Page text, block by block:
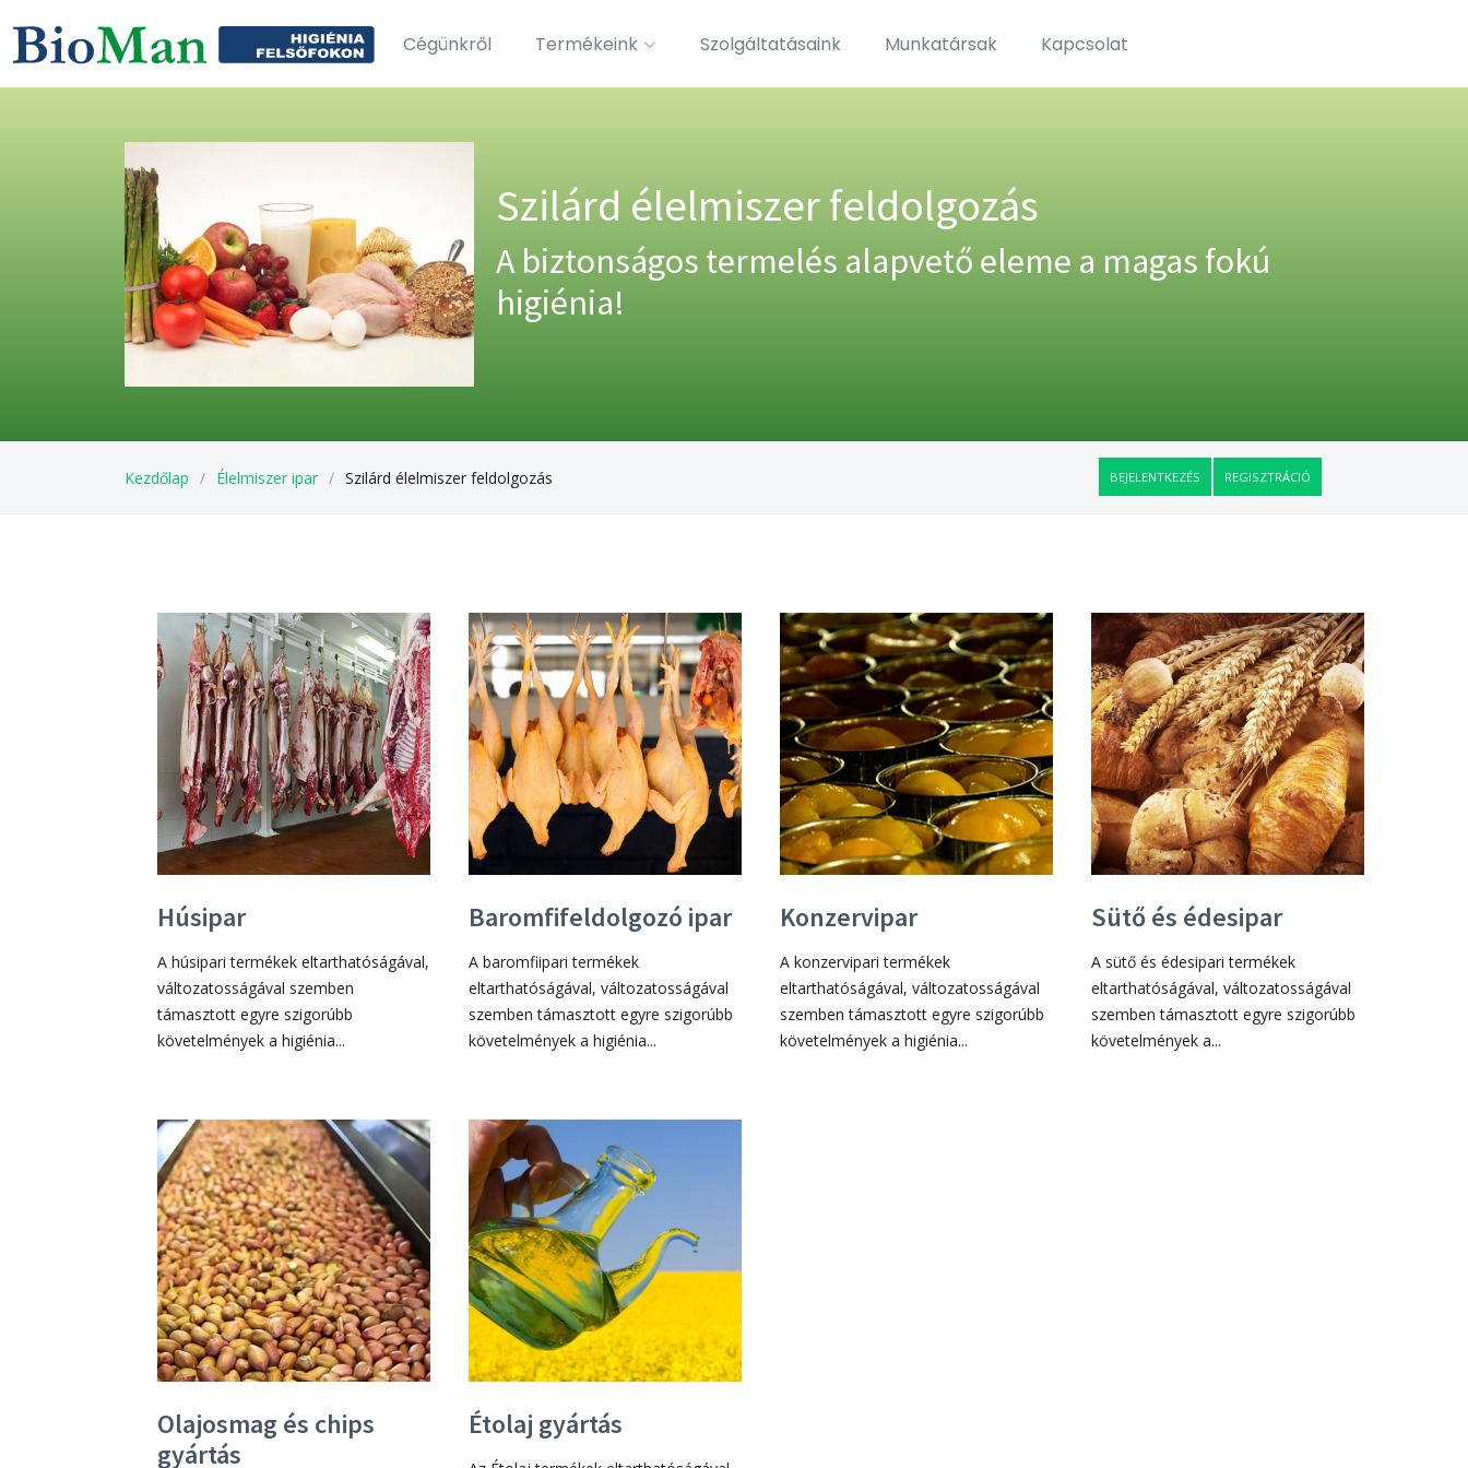
Cégünkről Termékeink Szolgáltatásaink Munkatársak Kapcsolat
Szilárd élelmiszer feldolgozás
A biztonságos termelés alapvető eleme a magas fokú
higiénia!
Kezdőlap Élelmiszer ipar Szilárd élelmiszer feldolgozás BEJELENTKEZÉS REGISZTRÁCIÓ
Húsipar
A húsipari termékek eltarthatóságával,
változatosságával szemben
támasztott egyre szigorúbb
követelmények a higiénia...
Baromfifeldolgozó ipar
A baromfiipari termékek
eltarthatóságával, változatosságával
szemben támasztott egyre szigorúbb
követelmények a higiénia...
Konzervipar
A konzervipari termékek
eltarthatóságával, változatosságával
szemben támasztott egyre szigorúbb
követelmények a higiénia...
Sütő és édesipar
A sütő és édesipari termékek
eltarthatóságával, változatosságával
szemben támasztott egyre szigorúbb
követelmények a...
Olajosmag és chips
gyártás
Étolaj gyártás